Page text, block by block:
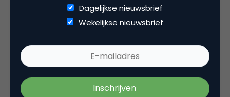
Je hebt een spits met de naam Google Ads die zorgt
voor conversie, maar voordat de spits de bal in het
awareness-fase voor de opbouw.
Dagelijkse nieuwsbrief
Wekelijkse nieuwsbrief